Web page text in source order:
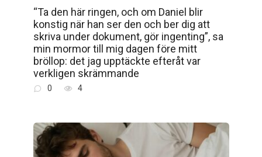
“Ta den här ringen, och om Daniel blir
konstig när han ser den och ber dig att
skriva under dokument, gör ingenting”, sa
min mormor till mig dagen före mitt
bröllop: det jag upptäckte efteråt var
verkligen skrämmande
0 4